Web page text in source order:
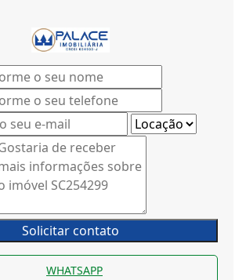
Solicitar contato
WHATSAPP